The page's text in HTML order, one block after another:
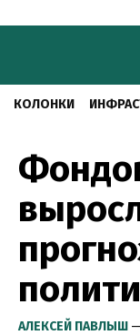
КОЛОНКИ
АЛЕКСЕЙ ПАВЛЫШ